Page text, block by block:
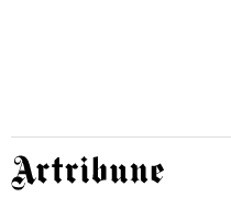
Artribune